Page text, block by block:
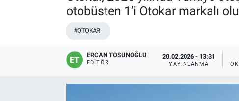
otobüsten 1’i Otokar markalı
#OTOKAR
ERCAN TOSUNOĞLU
EDITÖR
20.02.2026 - 13:31
YAYINLANMA